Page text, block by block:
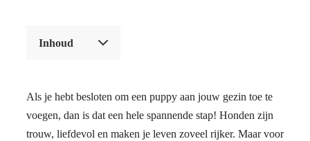
Inhoud
Als je hebt besloten om een puppy aan jouw gezin toe te
voegen, dan is dat een hele spannende stap! Honden zijn
trouw, liefdevol en maken je leven zoveel rijker. Maar voor